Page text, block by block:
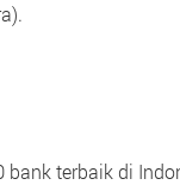
terbaik di